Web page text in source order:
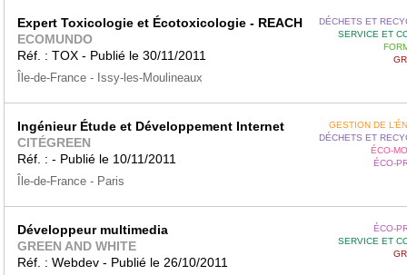
DÉCHETS ET
SERVICE ET
Expert Toxicologie et Écotoxicologie - REACH
ECOMUNDO
Réf. : TOX - Publié le 30/11/2011
Île-de-France - Issy-les-Moulineaux
GESTION DE
DÉCHETS ET
ÉCO-
ÉCO-
Ingénieur Étude et Développement Internet
CITÉGREEN
Réf. : - Publié le 10/11/2011
Île-de-France - Paris
ÉCO-
SERVICE ET
Développeur multimedia
GREEN AND WHITE
Réf. : Webdev - Publié le 26/10/2011